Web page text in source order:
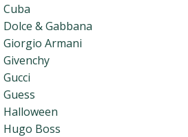
Cuba
Dolce & Gabbana
Giorgio Armani
Givenchy
Gucci
Guess
Halloween
Hugo Boss